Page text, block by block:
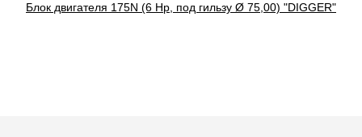
Блок двигателя 175N (6 Hp, под гильзу Ø 75,00) "DIGGER"